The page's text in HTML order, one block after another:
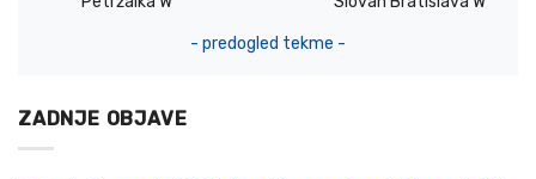
- predogled tekme -
ZADNJE OBJAVE